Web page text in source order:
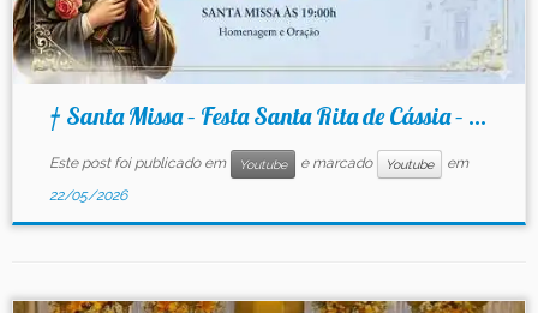
† Santa Missa – Festa Santa Rita de Cássia – ...
Este post foi publicado em Youtube e marcado Youtube
em
22/05/2026